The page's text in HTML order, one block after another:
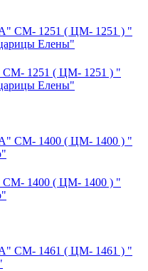
1251 ( ЦМ- 1251 ) "
Елены"
1400 ( ЦМ- 1400 ) "